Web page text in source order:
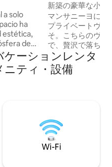
a solo
ha
estética,
de
viajeros
新築の豪華な小さ
ーデン
マンサニーヨにあ
プライベートヴィ
そ。こちらのヴィ
で、贅沢で落ち着
ンがあなただけ
小さな温水浴槽
チ × 4フィート3
ンモックでリラッ
ラ全体にエアコン
の寝室には快適な
っています。ビー
ーションレンタ
ニティ・設備
Wi-Fi